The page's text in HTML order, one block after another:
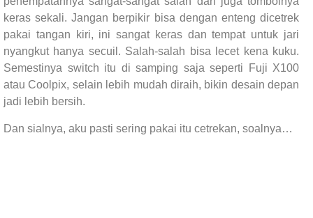
keras sekali. Jangan berpikir bisa dengan enteng dicetrek
pakai tangan kiri, ini sangat keras dan tempat untuk jari
nyangkut hanya secuil. Salah-salah bisa lecet kena kuku.
Semestinya switch itu di samping saja seperti Fuji X100
atau Coolpix, selain lebih mudah diraih, bikin desain depan
jadi lebih bersih.
Dan sialnya, aku pasti sering pakai itu cetrekan, soalnya…